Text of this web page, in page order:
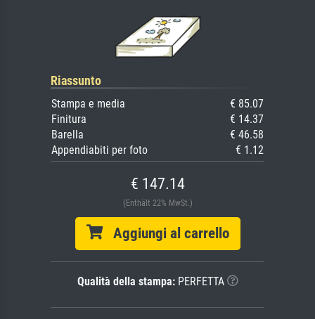
Riassunto
Stampa e media
€ 85.07
Finitura
€ 14.37
Barella
€ 46.58
Appendiabiti per foto
€ 1.12
€ 147.14
(Enthält 22% MwSt.)
Aggiungi al carrello
Qualità della stampa:PERFETTA